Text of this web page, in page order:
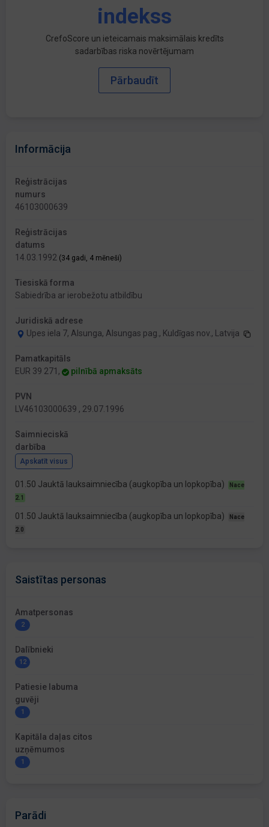
indekss
CrefoScore un ieteicamais maksimālais kredīts
sadarbības riska novērtējumam
Pārbaudīt
Informācija
Reģistrācijas
numurs
46103000639
Reģistrācijas
datums
14.03.1992 (34 gadi, 4 mēneši)
Tiesiskā forma
Sabiedrība ar ierobežotu atbildību
Juridiskā adrese
Upes iela 7, Alsunga, Alsungas pag., Kuldīgas nov., Latvija
Pamatkapitāls
EUR 39 271,
pilnībā apmaksāts
PVN
LV46103000639 , 29.07.1996
Saimnieciskā
darbība
Apskatīt visus
01.50 Jauktā lauksaimniecība (augkopība un lopkopība)
Nace
2.1
01.50 Jauktā lauksaimniecība (augkopība un lopkopība)
Nace
2.0
Saistītas personas
Amatpersonas
2
Dalībnieki
12
Patiesie labuma
guvēji
1
Kapitāla daļas citos
uzņēmumos
1
Parādi